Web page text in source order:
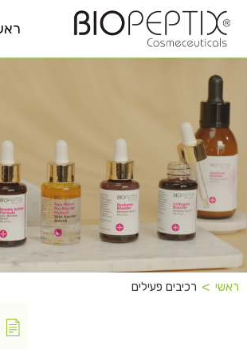
ראשי ˂ רכיבים פעילים